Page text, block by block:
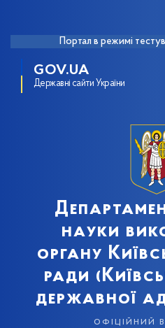
Портал в режимі
GOV.UA
Державні сайти України
науки
органу
ради
державної
офіційний